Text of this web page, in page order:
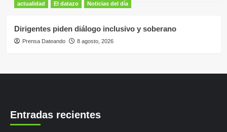
actualidad El datazo Noticias del día
Dirigentes piden diálogo inclusivo y soberano
Prensa Dateando 8 agosto, 2026
Entradas recientes